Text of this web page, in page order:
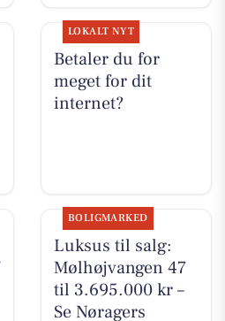
LOKALT NYT
Betaler du for
meget for dit
internet?
BOLIGMARKED
Luksus til salg:
Mølhøjvangen 47
til 3.695.000 kr –
Se Nøragers